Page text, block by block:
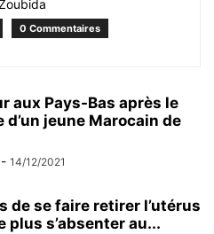
0 Commentaires
aux Pays-Bas après le
d’un jeune Marocain de
- 14/12/2021
de se faire retirer l’utérus
plus s’absenter au...